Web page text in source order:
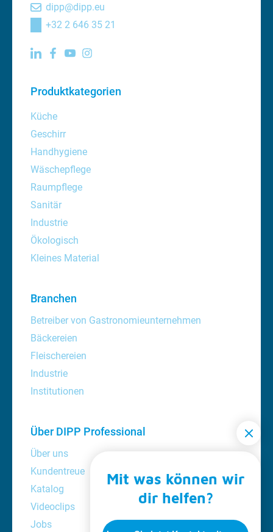
dipp@dipp.eu
+32 2 646 35 21
Produktkategorien
Küche
Geschirr
Handhygiene
Wäschepflege
Raumpflege
Sanitär
Industrie
Ökologisch
Kleines Material
Branchen
Betreiber von Gastronomieunternehmen
Bäckereien
Fleischereien
Industrie
Institutionen
Über DIPP Professional
Über uns
Kundentreue
Katalog
Videoclips
Jobs
Mit was können wir
dir helfen?